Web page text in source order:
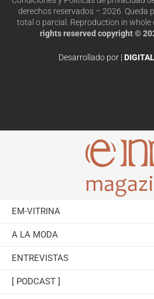
derechos reservados – 2026. Queda
total o parcial. Reproduction in whole
rights reserved copyright ©
Desarrollado por |
EM-VITRINA
A LA MODA
ENTREVISTAS
[ PODCAST ]